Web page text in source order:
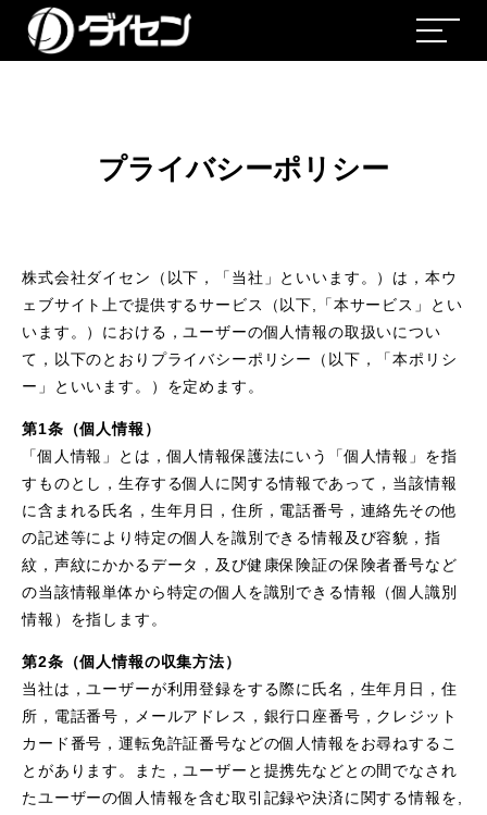
プライバシーポリシー
株式会社ダイセン（以下，「当社」といいます。）は，本ウ
ェブサイト上で提供するサービス（以下,「本サービス」とい
います。）における，ユーザーの個人情報の取扱いについ
て，以下のとおりプライバシーポリシー（以下，「本ポリシ
ー」といいます。）を定めます。
第1条（個人情報）
「個人情報」とは，個人情報保護法にいう「個人情報」を指
すものとし，生存する個人に関する情報であって，当該情報
に含まれる氏名，生年月日，住所，電話番号，連絡先その他
の記述等により特定の個人を識別できる情報及び容貌，指
紋，声紋にかかるデータ，及び健康保険証の保険者番号など
の当該情報単体から特定の個人を識別できる情報（個人識別
情報）を指します。
第2条（個人情報の収集方法）
当社は，ユーザーが利用登録をする際に氏名，生年月日，住
所，電話番号，メールアドレス，銀行口座番号，クレジット
カード番号，運転免許証番号などの個人情報をお尋ねするこ
とがあります。また，ユーザーと提携先などとの間でなされ
たユーザーの個人情報を含む取引記録や決済に関する情報を,